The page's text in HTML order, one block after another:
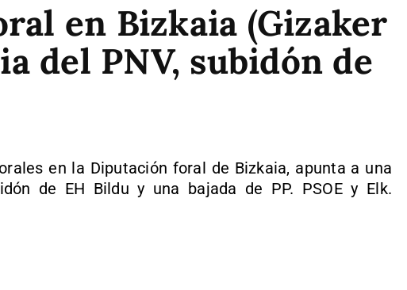
en Bizkaia (Gizaker
del PNV, subidón de
en la Diputación foral de Bizkaia, apunta a una
de EH Bildu y una bajada de PP. PSOE y Elk.